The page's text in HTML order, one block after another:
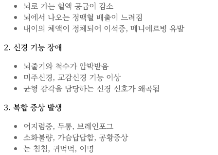
뇌로 가는 혈액 공급이 감소
뇌에서 나오는 정맥혈 배출이 느려짐
내이의 체액이 정체되어 이석증, 메니에르병 유발
2. 신경 기능 장애
뇌줄기와 척수가 압박받음
미주신경, 교감신경 기능 이상
균형 감각을 담당하는 신경 신호가 왜곡됨
3. 복합 증상 발생
어지럼증, 두통, 브레인포그
소화불량, 가슴답답함, 공황증상
눈 침침, 귀먹먹, 이명